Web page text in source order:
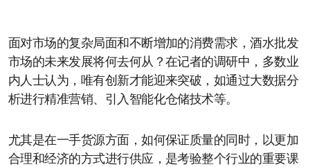
面对市场的复杂局面和不断增加的消费需求，酒水批发
市场的未来发展将何去何从？在记者的调研中，多数业
内人士认为，唯有创新才能迎来突破，如通过大数据分
析进行精准营销、引入智能化仓储技术等。
尤其是在一手货源方面，如何保证质量的同时，以更加
合理和经济的方式进行供应，是考验整个行业的重要课